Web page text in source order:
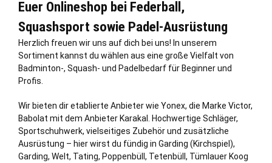
Euer Onlineshop bei Federball,
Squashsport sowie Padel-Ausrüstung
Herzlich freuen wir uns auf dich bei uns! In unserem
Sortiment kannst du wählen aus eine große Vielfalt von
Badminton-, Squash- und Padelbedarf für Beginner und
Profis.
Wir bieten dir etablierte Anbieter wie Yonex, die Marke Victor,
Babolat mit dem Anbieter Karakal. Hochwertige Schläger,
Sportschuhwerk, vielseitiges Zubehör und zusätzliche
Ausrüstung – hier wirst du fündig in Garding (Kirchspiel),
Garding, Welt, Tating, Poppenbüll , Tetenbüll , Tümlauer Koog